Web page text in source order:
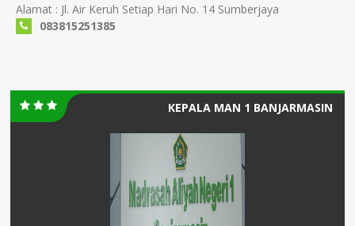
Alamat : Jl. Air Keruh Setiap Hari No. 14 Sumberjaya
083815251385
KEPALA MAN 1 BANJARMASIN